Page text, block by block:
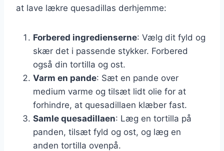
at lave lækre quesadillas derhjemme:
Forbered ingredienserne: Vælg dit fyld og
skær det i passende stykker. Forbered
også din tortilla og ost.
Varm en pande: Sæt en pande over
medium varme og tilsæt lidt olie for at
forhindre, at quesadillaen klæber fast.
Samle quesadillaen: Læg en tortilla på
panden, tilsæt fyld og ost, og læg en
anden tortilla ovenpå.